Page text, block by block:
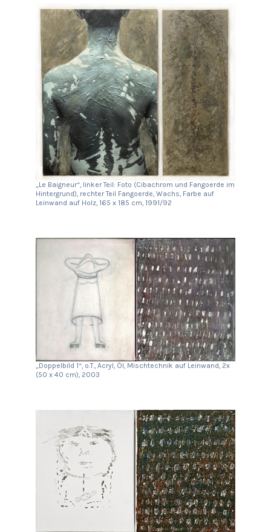
„Le Baigneur“, linker Teil: Foto (Cibachrom und Fangoerde im
Hintergrund), rechter Teil Fangoerde, Wachs, Farbe auf
Leinwand auf Holz, 165 x 185 cm, 1991/92
„Doppelbild 1“, o.T., Acryl, Öl, Mischtechnik auf Leinwand, 2x
(50 x 40 cm), 2003